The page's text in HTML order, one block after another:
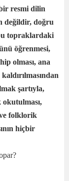
resmi dilin
değildir, doğru
topraklardaki
öğrenmesi,
olması, ana
şartıyla,
folklorik
hiçbir